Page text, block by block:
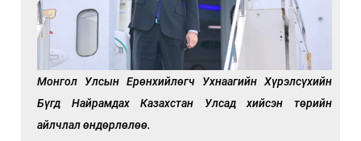
Монгол Улсын Ерөнхийлөгч Ухнаагийн Хүрэлсүхийн
Бүгд Найрамдах Казахстан Улсад хийсэн төрийн
айлчлал өндөрлөлөө.